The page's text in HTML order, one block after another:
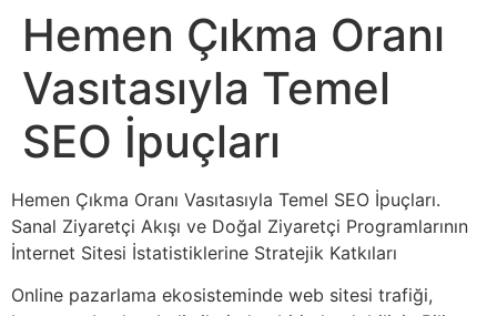
Hemen Çıkma Oranı
Vasıtasıyla Temel
SEO İpuçları
Hemen Çıkma Oranı Vasıtasıyla Temel SEO İpuçları.
Sanal Ziyaretçi Akışı ve Doğal Ziyaretçi Programlarının
İnternet Sitesi İstatistiklerine Stratejik Katkıları
Online pazarlama ekosisteminde web sitesi trafiği,